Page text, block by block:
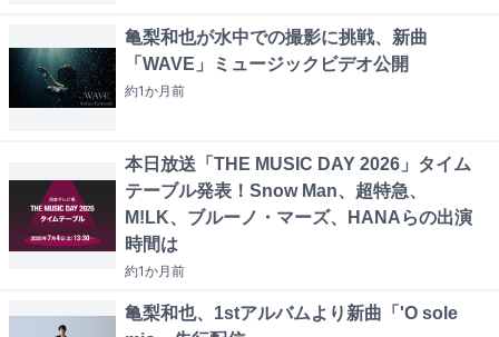
亀梨和也が水中での撮影に挑戦、新曲
「WAVE」ミュージックビデオ公開
約1か月前
本日放送「THE MUSIC DAY 2026」タイム
テーブル発表！Snow Man、超特急、
M!LK、ブルーノ・マーズ、HANAらの出演
時間は
約1か月前
亀梨和也、1stアルバムより新曲「'O sole